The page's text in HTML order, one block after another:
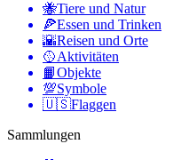
🐝Tiere und Natur
🍕Essen und Trinken
🌇Reisen und Orte
🥎Aktivitäten
📙Objekte
💯Symbole
🇺🇸Flaggen
Sammlungen